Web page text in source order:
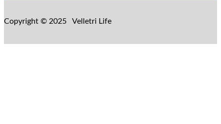
Copyright © 2025 Velletri Life